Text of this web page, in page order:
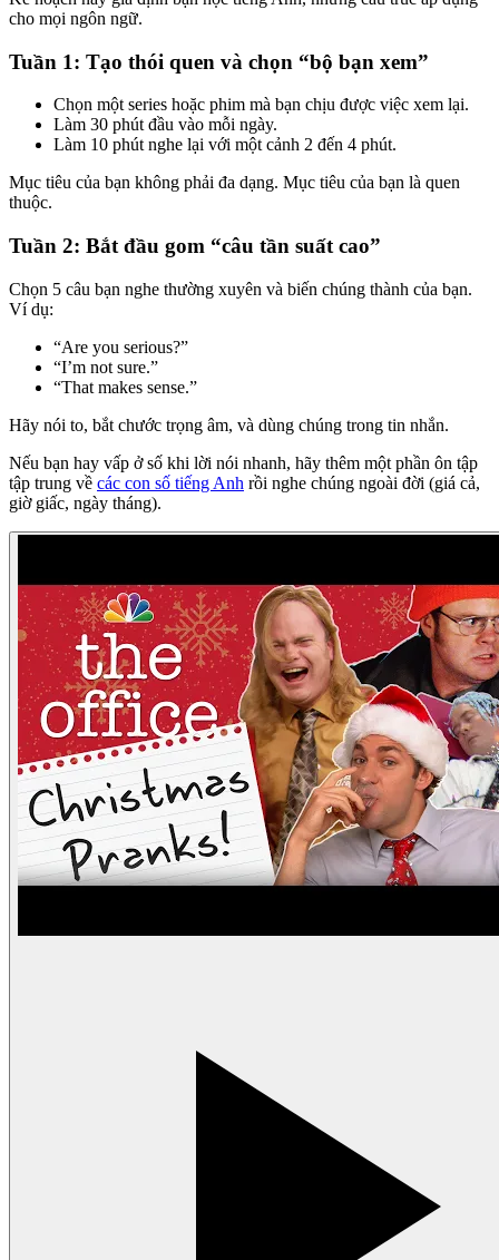
cho mọi ngôn ngữ.
Tuần 1: Tạo thói quen và chọn “bộ bạn xem”
Chọn một series hoặc phim mà bạn chịu được việc xem lại.
Làm 30 phút đầu vào mỗi ngày.
Làm 10 phút nghe lại với một cảnh 2 đến 4 phút.
Mục tiêu của bạn không phải đa dạng. Mục tiêu của bạn là quen
thuộc.
Tuần 2: Bắt đầu gom “câu tần suất cao”
Chọn 5 câu bạn nghe thường xuyên và biến chúng thành của bạn.
Ví dụ:
“Are you serious?”
“I’m not sure.”
“That makes sense.”
Hãy nói to, bắt chước trọng âm, và dùng chúng trong tin nhắn.
Nếu bạn hay vấp ở số khi lời nói nhanh, hãy thêm một phần ôn tập
tập trung về các con số tiếng Anh rồi nghe chúng ngoài đời (giá cả,
giờ giấc, ngày tháng).